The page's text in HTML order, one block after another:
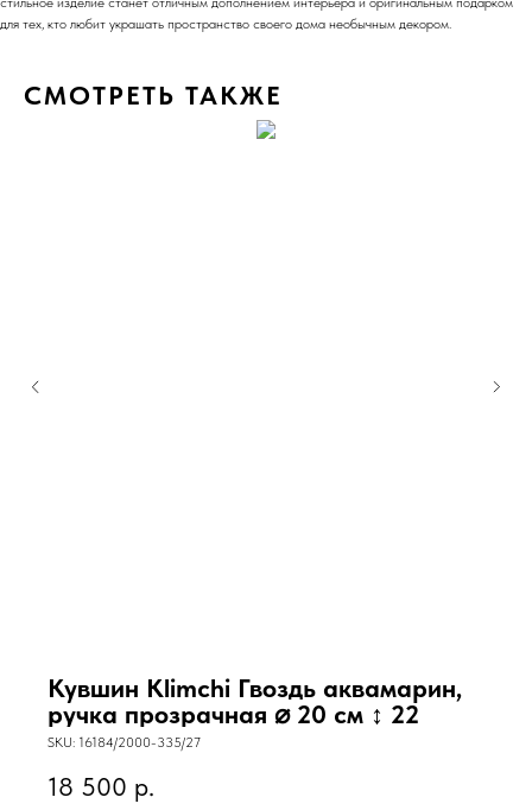
для тех, кто любит украшать пространство своего дома необычным декором.
СМОТРЕТЬ ТАКЖЕ
Кувшин Klimchi Гвоздь аквамарин,
ручка прозрачная ⌀ 20 см ↕ 22
SKU: 16184/2000-335/27
18 500 р.